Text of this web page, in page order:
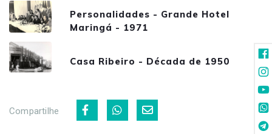
Personalidades - Grande Hotel
Maringá - 1971
Casa Ribeiro - Década de 1950
Compartilhe